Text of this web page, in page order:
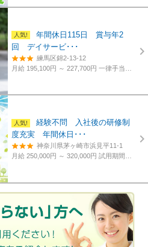
年間休日115日 賞与年2
回 デイサービ･･･
練馬区錦2-13-12
月給 195,100円 ～ 227,700円一律手当含む、経験・資格考慮
経験不問 入社後の研修制
度充実 年間休日･･･
神奈川県茅ヶ崎市浜見平11-1
月給 250,000円 ～ 320,000円試用期間あり。3カ月～4カ月。